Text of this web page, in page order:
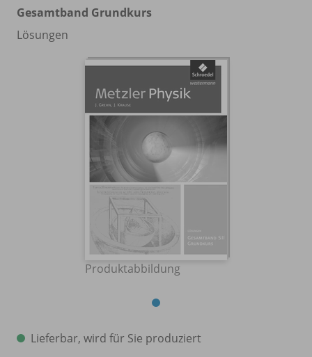
Gesamtband Grundkurs
Lösungen
Produktabbildung
Lieferbar, wird für Sie produziert